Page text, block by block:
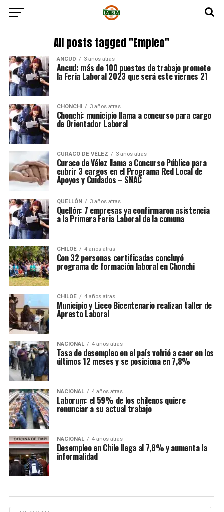
All posts tagged "Empleo"
ANCUD 3 años atras
Ancud: más de 100 puestos de trabajo promete
la Feria Laboral 2023 que será este viernes 21
CHONCHI 3 años atras
Chonchi: municipio llama a concurso para cargo
de Orientador Laboral
CURACO DE VÉLEZ 3 años atras
Curaco de Vélez llama a Concurso Público para
cubrir 3 cargos en el Programa Red Local de
Apoyos y Cuidados – SNAC
QUELLÓN 3 años atras
Quellón: 7 empresas ya confirmaron asistencia
a la Primera Feria Laboral de la comuna
CHILOE 4 años atras
Con 32 personas certificadas concluyó
programa de formación laboral en Chonchi
CHILOE 4 años atras
Municipio y Liceo Bicentenario realizan taller de
Apresto Laboral
NACIONAL 4 años atras
Tasa de desempleo en el país volvió a caer en los
últimos 12 meses y se posiciona en 7,8%
NACIONAL 4 años atras
Laborum: el 59% de los chilenos quiere
renunciar a su actual trabajo
NACIONAL 4 años atras
Desempleo en Chile llega al 7,8% y aumenta la
informalidad